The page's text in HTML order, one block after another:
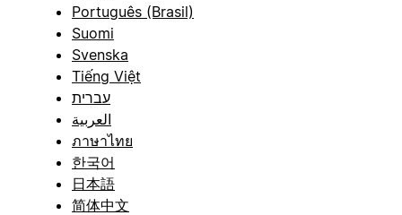
Português (Brasil)
Suomi
Svenska
Tiếng Việt
עברית
العربية
ภาษาไทย
한국어
日本語
简体中文